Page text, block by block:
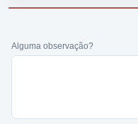
Alguma observação?